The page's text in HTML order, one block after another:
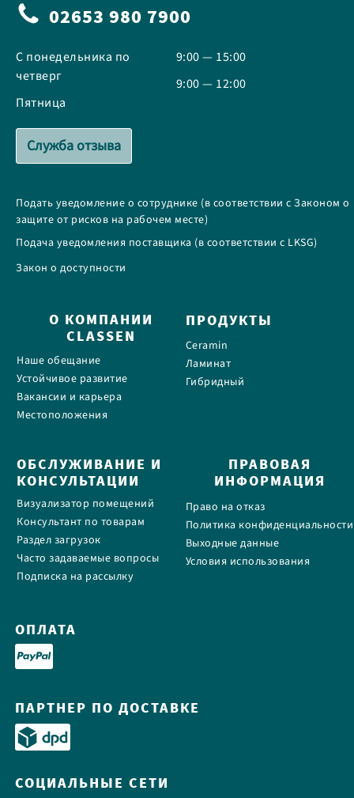
02653 980 7900
С понедельника по
четверг
Пятница
9:00 — 15:00
9:00 — 12:00
Служба отзыва
Подать уведомление о сотруднике (в соответствии с Законом о
защите от рисков на рабочем месте)
Подача уведомления поставщика (в соответствии с LKSG)
Закон о доступности
О КОМПАНИИ
CLASSEN
Наше обещание
Устойчивое развитие
Вакансии и карьера
Местоположения
ПРОДУКТЫ
Ceramin
Ламинат
Гибридный
ОБСЛУЖИВАНИЕ И
КОНСУЛЬТАЦИИ
Визуализатор помещений
Консультант по товарам
Раздел загрузок
Часто задаваемые вопросы
Подписка на рассылку
ПРАВОВАЯ
ИНФОРМАЦИЯ
Право на отказ
Политика конфиденциальности
Выходные данные
Условия использования
ОПЛАТА
ПАРТНЕР ПО ДОСТАВКЕ
СОЦИАЛЬНЫЕ СЕТИ